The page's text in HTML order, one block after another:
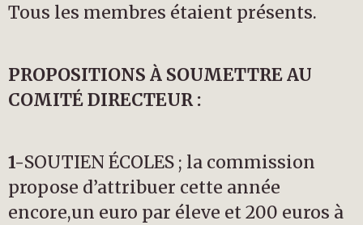
Tous les membres étaient présents.
PROPOSITIONS À SOUMETTRE AU
COMITÉ DIRECTEUR :
1-SOUTIEN ÉCOLES ; la commission
propose d’attribuer cette année
encore,un euro par éleve et 200 euros à